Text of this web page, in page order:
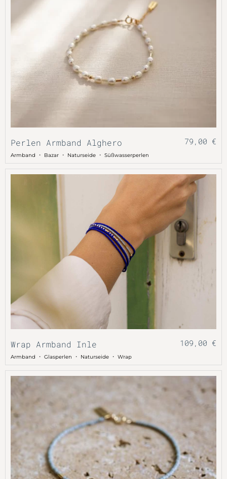
Perlen Armband Alghero 79,00 €
Armband ・ Bazar ・ Naturseide ・ Süßwasserperlen
Wrap Armband Inle 109,00 €
Armband ・ Glasperlen ・ Naturseide ・ Wrap